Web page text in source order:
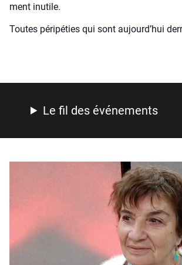
ment inutile.
Toutes péri­pé­ties qui sont aujourd’hui
Le fil des évé­ne­ments